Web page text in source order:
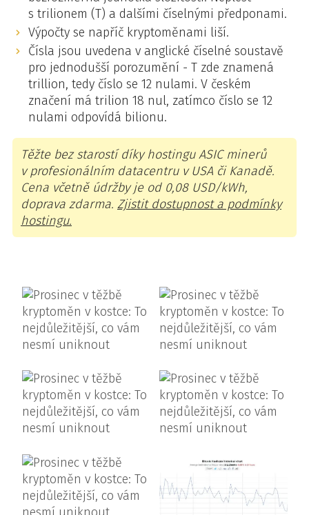
s trilionem (T) a dalšími číselnými předponami.
Výpočty se napříč kryptoměnami liší.
Čísla jsou uvedena v anglické číselné soustavě
pro jednodušší porozumění - T zde znamená
trillion, tedy číslo se 12 nulami. V českém
značení má trilion 18 nul, zatímco číslo se 12
nulami odpovídá bilionu.
Těžte bez starostí díky hostingu ASIC minerů
v profesionálním datacentru v USA či Kanadě.
Cena včetně údržby je od 0,08 USD/kWh,
doprava zdarma. Zjistit dostupnost a podmínky
hostingu.